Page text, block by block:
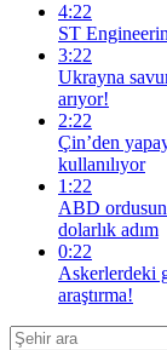
4:22
ST
3:22
Ukrayna
arıyor!
2:22
Çin’den
kullanılıyor
1:22
ABD
dolarlık adım
0:22
Askerlerdeki
araştırma!